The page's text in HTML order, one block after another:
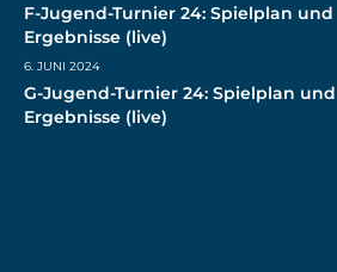
F-Jugend-Turnier 24: Spielplan und
Ergebnisse (live)
6. JUNI 2024
G-Jugend-Turnier 24: Spielplan und
Ergebnisse (live)